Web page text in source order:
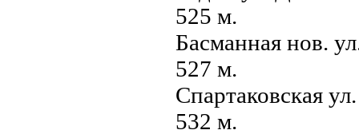
525 м.
Басманная нов.
527 м.
Спартаковская
532 м.